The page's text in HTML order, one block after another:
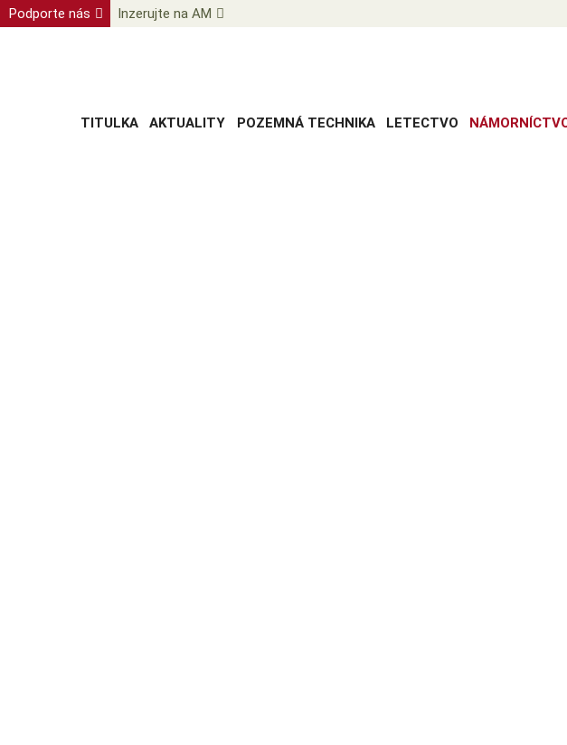
Podporte nás Inzerujte na AM
TITULKA AKTUALITY POZEMNÁ TECHNIKA LETECTVO